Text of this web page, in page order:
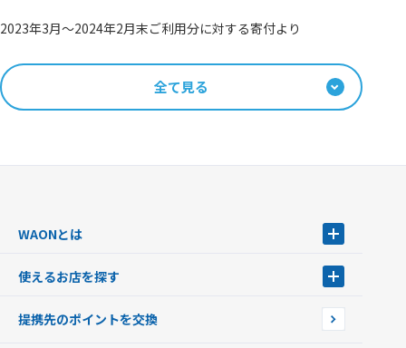
2023年3月～2024年2月末ご利用分に対する寄付より
全て見る
WAONとは
WAONを申込む
インターネット上でのお買い物について（ネット決済）
使えるお店を探す
店舗検索
提携先のポイントを交換